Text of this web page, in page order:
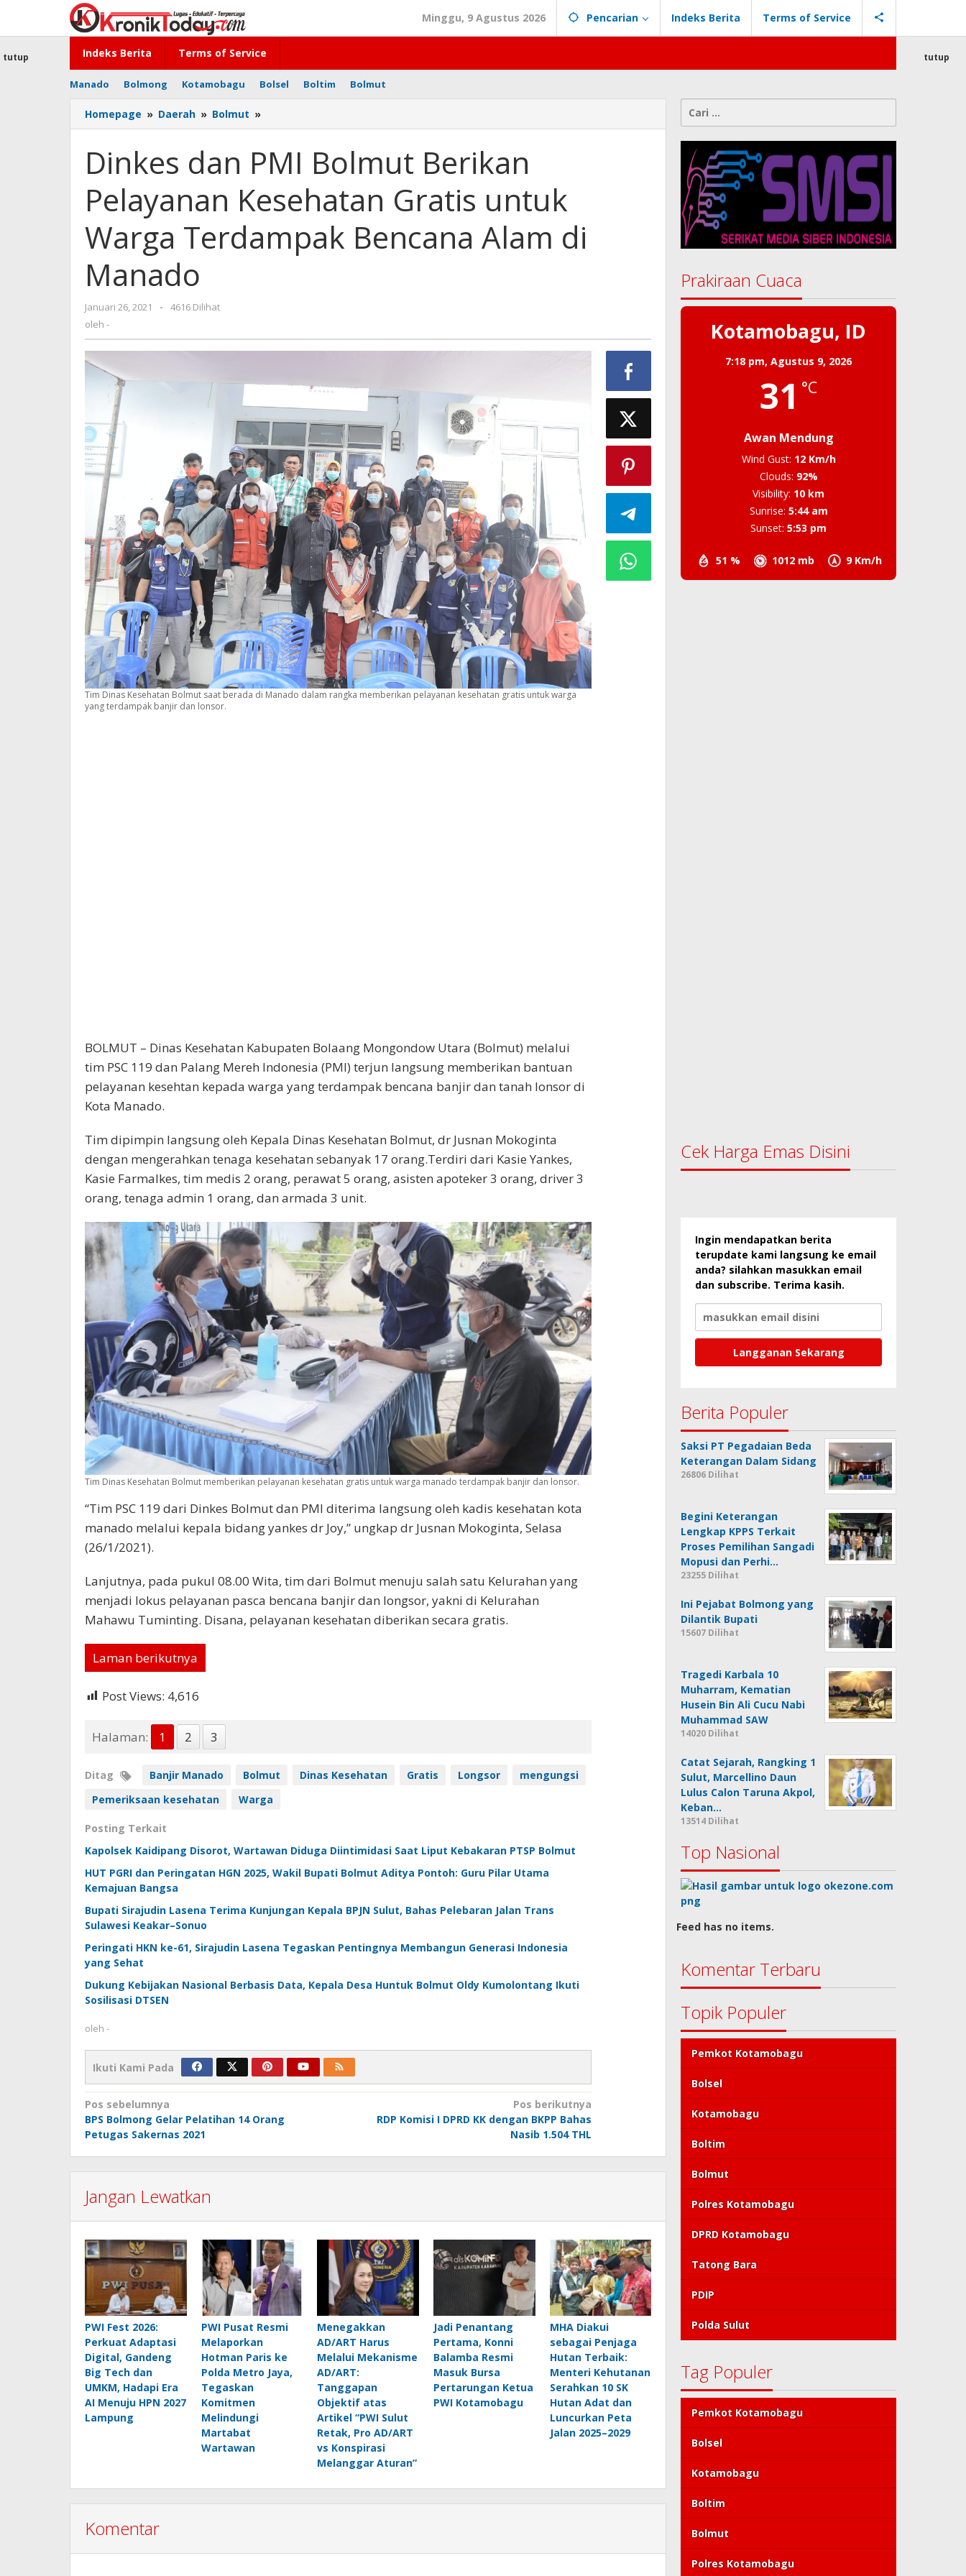
konten
Minggu, 9 Agustus 2026 Pencarian Indeks Berita Terms of Service
Indeks Berita Terms of Service
Manado Bolmong Kotamobagu Bolsel Boltim Bolmut
tutup tutup
Homepage » Daerah » Bolmut »
dan
Bolmut
Berikan
Pelayanan
Kesehatan
untuk
Warga
Dinkes dan PMI Bolmut Berikan
Pelayanan Kesehatan Gratis untuk
Warga Terdampak Bencana Alam di
Manado
Januari 26, 2021
oleh
-
4616 Dilihat
oleh -
Tim Dinas Kesehatan Bolmut saat berada di Manado dalam rangka memberikan pelayanan kesehatan gratis untuk warga
yang terdampak banjir dan lonsor.
BOLMUT – Dinas Kesehatan Kabupaten Bolaang Mongondow Utara (Bolmut) melalui
tim PSC 119 dan Palang Mereh Indonesia (PMI) terjun langsung memberikan bantuan
pelayanan kesehtan kepada warga yang terdampak bencana banjir dan tanah lonsor di
Kota Manado.
Tim dipimpin langsung oleh Kepala Dinas Kesehatan Bolmut, dr Jusnan Mokoginta
dengan mengerahkan tenaga kesehatan sebanyak 17 orang.Terdiri dari Kasie Yankes,
Kasie Farmalkes, tim medis 2 orang, perawat 5 orang, asisten apoteker 3 orang, driver 3
orang, tenaga admin 1 orang, dan armada 3 unit.
Tim Dinas Kesehatan Bolmut memberikan pelayanan kesehatan gratis untuk warga manado terdampak banjir dan lonsor.
“Tim PSC 119 dari Dinkes Bolmut dan PMI diterima langsung oleh kadis kesehatan kota
manado melalui kepala bidang yankes dr Joy,” ungkap dr Jusnan Mokoginta, Selasa
(26/1/2021).
Lanjutnya, pada pukul 08.00 Wita, tim dari Bolmut menuju salah satu Kelurahan yang
menjadi lokus pelayanan pasca bencana banjir dan longsor, yakni di Kelurahan
Mahawu Tuminting. Disana, pelayanan kesehatan diberikan secara gratis.
Laman berikutnya
Post Views: 4,616
Halaman: 1 2 3
Ditag Banjir Manado Bolmut Dinas Kesehatan Gratis Longsor
mengungsi
Pemeriksaan kesehatan
Warga
Posting Terkait
Kapolsek Kaidipang Disorot, Wartawan Diduga Diintimidasi Saat Liput Kebakaran PTSP Bolmut
HUT PGRI dan Peringatan HGN 2025, Wakil Bupati Bolmut Aditya Pontoh: Guru Pilar Utama
Kemajuan Bangsa
Bupati Sirajudin Lasena Terima Kunjungan Kepala BPJN Sulut, Bahas Pelebaran Jalan Trans
Sulawesi Keakar–Sonuo
Peringati HKN ke-61, Sirajudin Lasena Tegaskan Pentingnya Membangun Generasi Indonesia
yang Sehat
Dukung Kebijakan Nasional Berbasis Data, Kepala Desa Huntuk Bolmut Oldy Kumolontang Ikuti
Sosilisasi DTSEN
oleh -
Ikuti Kami Pada
Navigasi
pos
Pos sebelumnya
BPS Bolmong Gelar Pelatihan 14 Orang
Petugas Sakernas 2021
Pos berikutnya
RDP Komisi I DPRD KK dengan BKPP Bahas
Nasib 1.504 THL
Jangan Lewatkan
PWI Fest 2026:
Perkuat Adaptasi
Digital, Gandeng
Big Tech dan
UMKM, Hadapi Era
AI Menuju HPN 2027
Lampung
PWI Pusat Resmi
Melaporkan
Hotman Paris ke
Polda Metro Jaya,
Tegaskan
Komitmen
Melindungi
Martabat
Wartawan
Menegakkan
AD/ART Harus
Melalui Mekanisme
AD/ART:
Tanggapan
Objektif atas
Artikel “PWI Sulut
Retak, Pro AD/ART
vs Konspirasi
Melanggar Aturan”
Jadi Penantang
Pertama, Konni
Balamba Resmi
Masuk Bursa
Pertarungan Ketua
PWI Kotamobagu
MHA Diakui
sebagai Penjaga
Hutan Terbaik:
Menteri Kehutanan
Serahkan 10 SK
Hutan Adat dan
Luncurkan Peta
Jalan 2025–2029
Komentar
Cari
untuk:
Prakiraan Cuaca
Kotamobagu, ID
7:18 pm,Agustus 9, 2026
31 °C
Awan Mendung
51 % 1012 mb 9 Km/h
Wind Gust: 12 Km/h
Clouds: 92%
Visibility: 10 km
Sunrise: 5:44 am
Sunset: 5:53 pm
Cek Harga Emas Disini
Ingin mendapatkan berita
terupdate kami langsung ke email
anda? silahkan masukkan email
dan subscribe. Terima kasih.
Berita Populer
Saksi PT Pegadaian Beda
Keterangan Dalam Sidang
26806 Dilihat
Begini Keterangan
Lengkap KPPS Terkait
Proses Pemilihan Sangadi
Mopusi dan Perhi…
23255 Dilihat
Ini Pejabat Bolmong yang
Dilantik Bupati
15607 Dilihat
Tragedi Karbala 10
Muharram, Kematian
Husein Bin Ali Cucu Nabi
Muhammad SAW
14020 Dilihat
Catat Sejarah, Rangking 1
Sulut, Marcellino Daun
Lulus Calon Taruna Akpol,
Keban…
13514 Dilihat
Top Nasional
Feed has no items.
Komentar Terbaru
Topik Populer
Pemkot Kotamobagu
Bolsel
Kotamobagu
Boltim
Bolmut
Polres Kotamobagu
DPRD Kotamobagu
Tatong Bara
PDIP
Polda Sulut
Tag Populer
Pemkot Kotamobagu
Bolsel
Kotamobagu
Boltim
Bolmut
Polres Kotamobagu